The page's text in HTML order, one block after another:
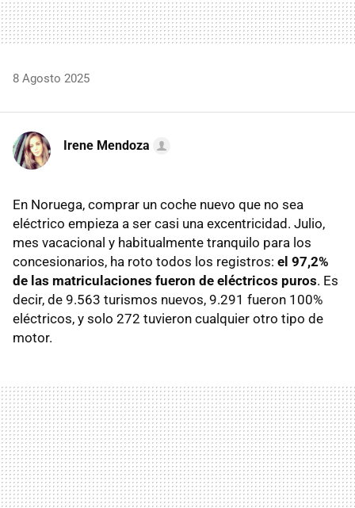
8 Agosto 2025
Irene Mendoza
En Noruega, comprar un coche nuevo que no sea
eléctrico empieza a ser casi una excentricidad. Julio,
mes vacacional y habitualmente tranquilo para los
concesionarios, ha roto todos los registros: el 97,2%
de las matriculaciones fueron de eléctricos puros. Es
decir, de 9.563 turismos nuevos, 9.291 fueron 100%
eléctricos, y solo 272 tuvieron cualquier otro tipo de
motor.